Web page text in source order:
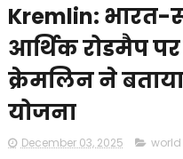
Kremlin: भारत-
आर्थिक रोडमैप पर
क्रेमलिन ने
योजना
December 03, 2025 world